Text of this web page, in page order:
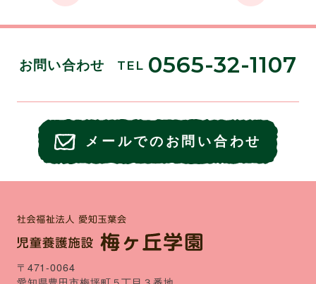
お問い合わせ TEL 0565-32-1107
メールでのお問い合わせ
〒471-0064